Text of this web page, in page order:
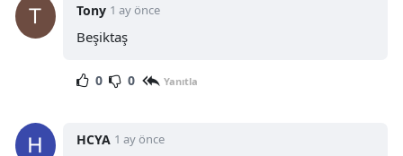
Tony 1 ay önce
Beşiktaş
0 0 Yanıtla
HCYA 1 ay önce